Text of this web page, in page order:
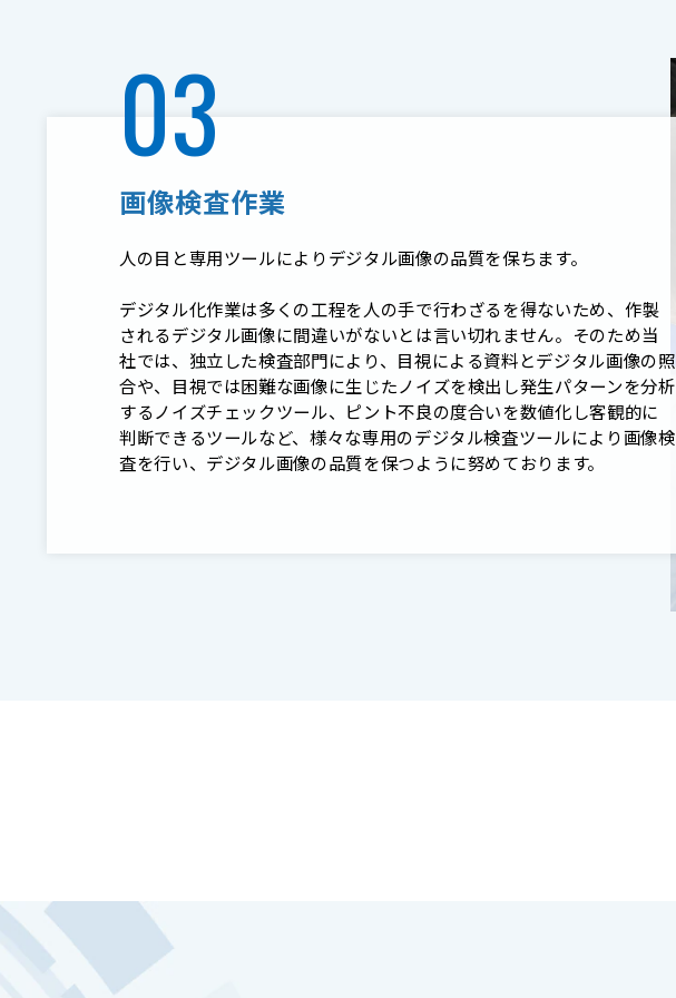
03
画像検査作業
人の目と専用ツールによりデジタル画像の品質を保ちます。
デジタル化作業は多くの工程を人の手で行わざるを得ないため、作製
されるデジタル画像に間違いがないとは言い切れません。そのため当
社では、独立した検査部門により、目視による資料とデジタル画像の照
合や、目視では困難な画像に生じたノイズを検出し発生パターンを分析
するノイズチェックツール、ピント不良の度合いを数値化し客観的に
判断できるツールなど、様々な専用のデジタル検査ツールにより画像検
査を行い、デジタル画像の品質を保つように努めております。